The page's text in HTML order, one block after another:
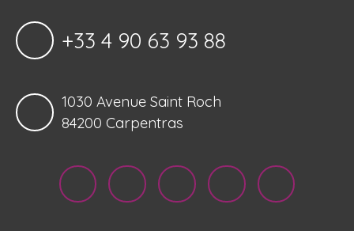
+33 4 90 63 93 88
1030 Avenue Saint Roch
84200 Carpentras